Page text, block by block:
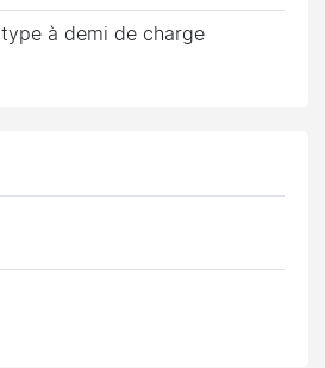
type à demi de charge